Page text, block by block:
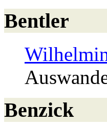
Bentler
Benzick